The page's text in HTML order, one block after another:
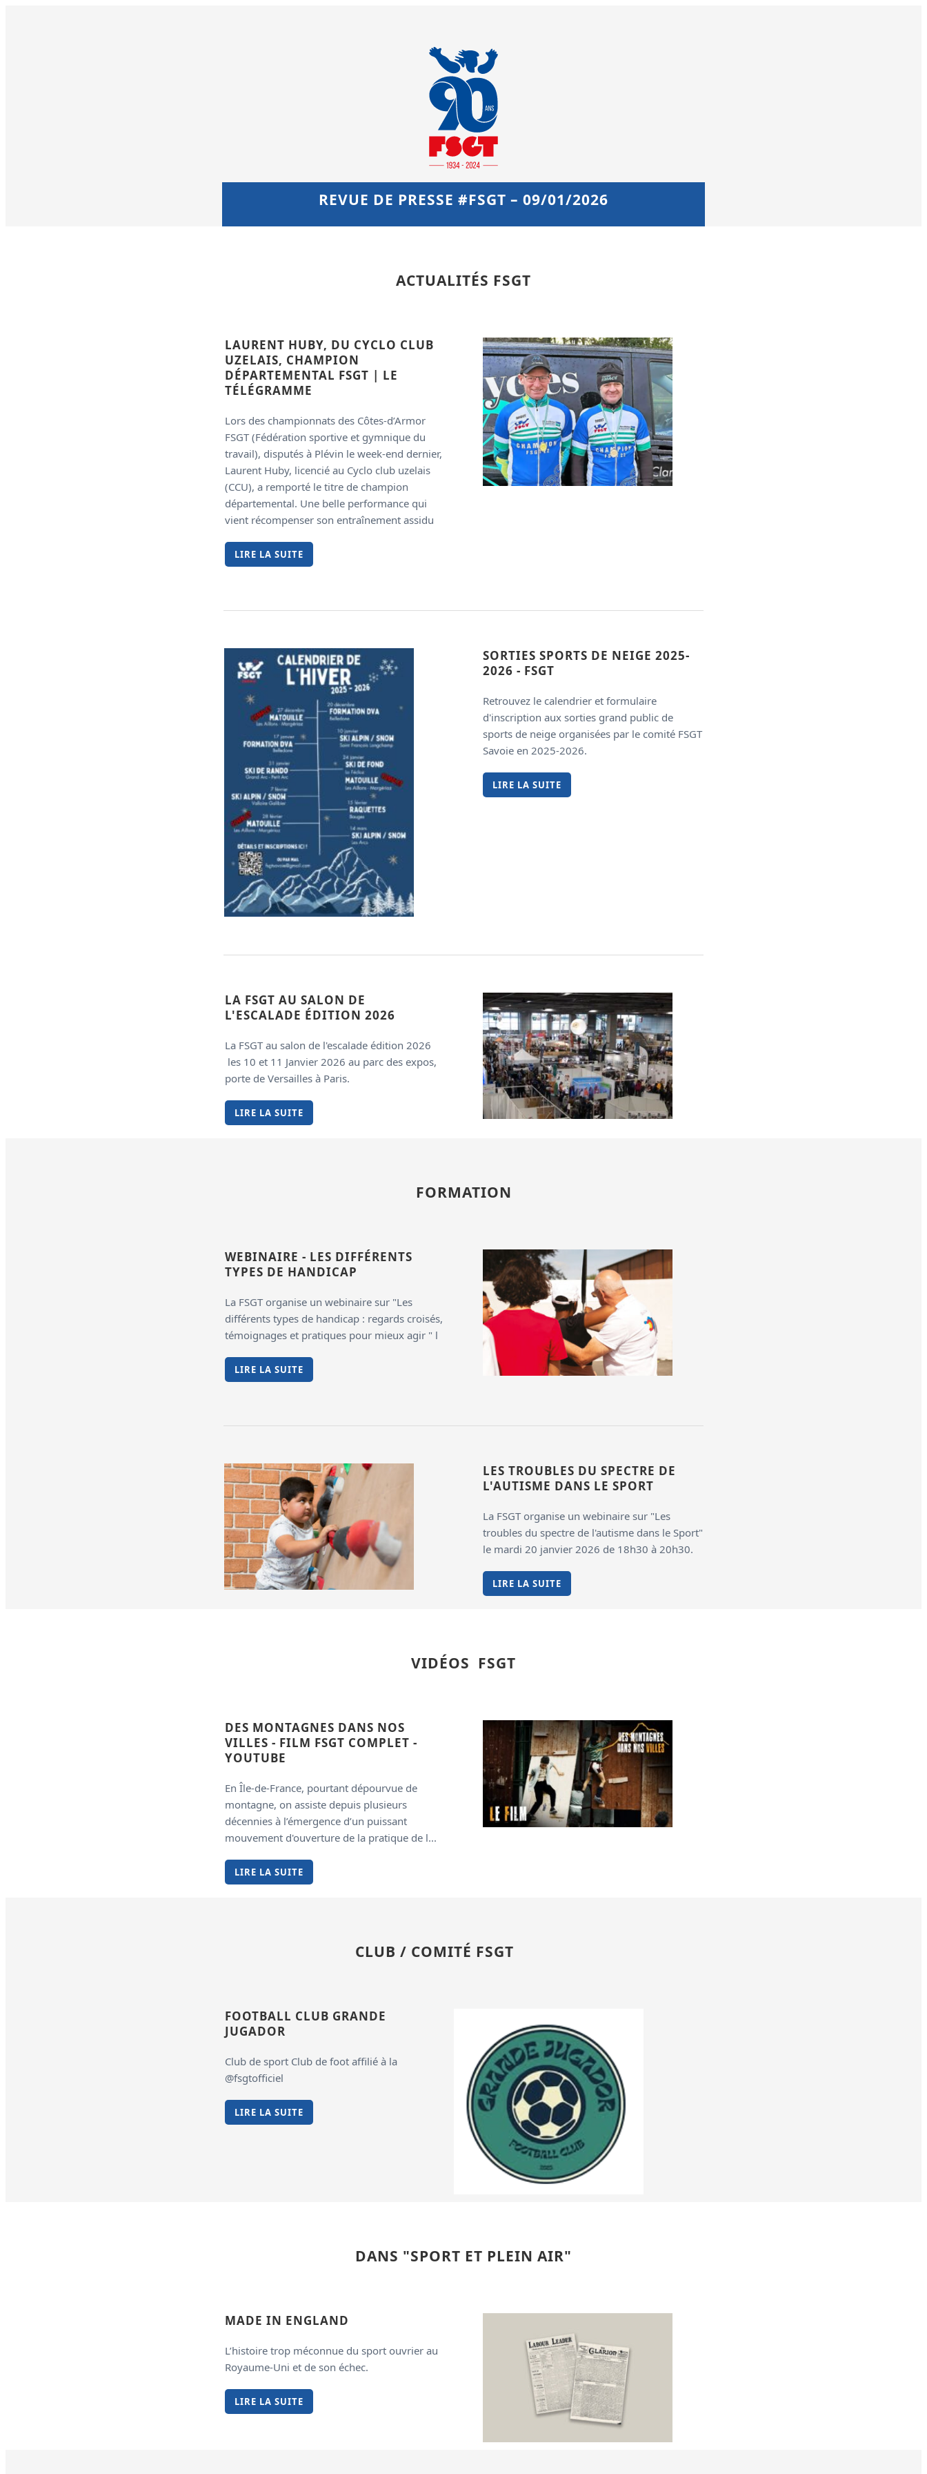
REVUE DE PRESSE #FSGT – 09/01/2026
ACTUALITÉS FSGT
LAURENT HUBY, DU CYCLO CLUB
UZELAIS, CHAMPION
DÉPARTEMENTAL FSGT | LE
TÉLÉGRAMME
Lors des championnats des Côtes-d’Armor
FSGT (Fédération sportive et gymnique du
travail), disputés à Plévin le week-end dernier,
Laurent Huby, licencié au Cyclo club uzelais
(CCU), a remporté le titre de champion
départemental. Une belle performance qui
vient récompenser son entraînement assidu
LIRE LA SUITE
SORTIES SPORTS DE NEIGE 2025-
2026 - FSGT
Retrouvez le calendrier et formulaire
d'inscription aux sorties grand public de
sports de neige organisées par le comité FSGT
Savoie en 2025-2026.
LIRE LA SUITE
LA FSGT AU SALON DE
L'ESCALADE ÉDITION 2026
La FSGT au salon de l'escalade édition 2026
les 10 et 11 Janvier 2026 au parc des expos,
porte de Versailles à Paris.
LIRE LA SUITE
FORMATION
WEBINAIRE - LES DIFFÉRENTS
TYPES DE HANDICAP
La FSGT organise un webinaire sur "Les
différents types de handicap : regards croisés,
témoignages et pratiques pour mieux agir " l
LIRE LA SUITE
LES TROUBLES DU SPECTRE DE
L'AUTISME DANS LE SPORT
La FSGT organise un webinaire sur "Les
troubles du spectre de l'autisme dans le Sport"
le mardi 20 janvier 2026 de 18h30 à 20h30.
LIRE LA SUITE
VIDÉOS FSGT
DES MONTAGNES DANS NOS
VILLES - FILM FSGT COMPLET -
YOUTUBE
En Île-de-France, pourtant dépourvue de
montagne, on assiste depuis plusieurs
décennies à l’émergence d’un puissant
mouvement d'ouverture de la pratique de l...
LIRE LA SUITE
CLUB / COMITÉ FSGT
FOOTBALL CLUB GRANDE
JUGADOR
Club de sport Club de foot affilié à la
@fsgtofficiel
LIRE LA SUITE
DANS "SPORT ET PLEIN AIR"
MADE IN ENGLAND
L’histoire trop méconnue du sport ouvrier au
Royaume-Uni et de son échec.
LIRE LA SUITE